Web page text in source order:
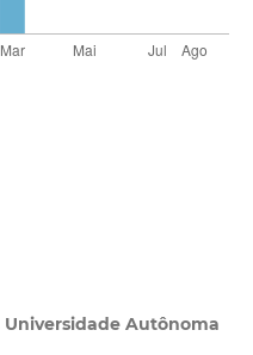
Universidade Autônoma